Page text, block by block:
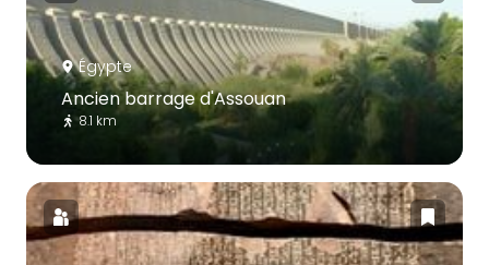
Égypte
Ancien barrage d'Assouan
8.1 km